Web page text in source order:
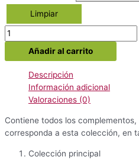
Limpiar
Colección
completa
Another
cantidad
Añadir al carrito
Descripción
Información adicional
Valoraciones (0)
Contiene todos los
corresponda a esta colección, en
Colección principal